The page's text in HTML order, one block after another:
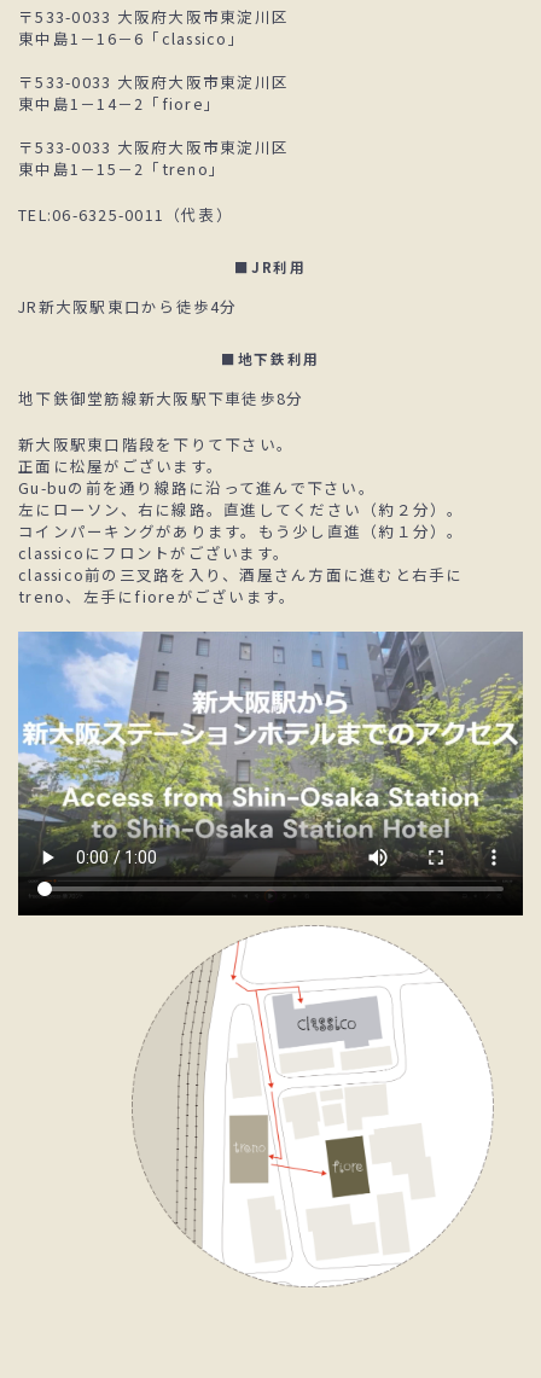
〒533-0033 大阪府大阪市東淀川区
東中島1－16－6「classico」
〒533-0033 大阪府大阪市東淀川区
東中島1－14－2「fiore」
〒533-0033 大阪府大阪市東淀川区
東中島1－15－2「treno」
TEL:06-6325-0011（代表）
■JR利用
JR新大阪駅東口から徒歩4分
■地下鉄利用
地下鉄御堂筋線新大阪駅下車徒歩8分
新大阪駅東口階段を下りて下さい。
正面に松屋がございます。
Gu-buの前を通り線路に沿って進んで下さい。
左にローソン、右に線路。直進してください（約２分）。
コインパーキングがあります。もう少し直進（約１分）。
classicoにフロントがございます。
classico前の三叉路を入り、酒屋さん方面に進むと右手に
treno、左手にfioreがございます。